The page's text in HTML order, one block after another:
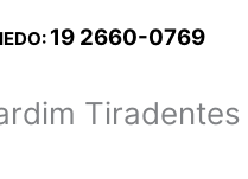
19 2660-0769
Tiradentes